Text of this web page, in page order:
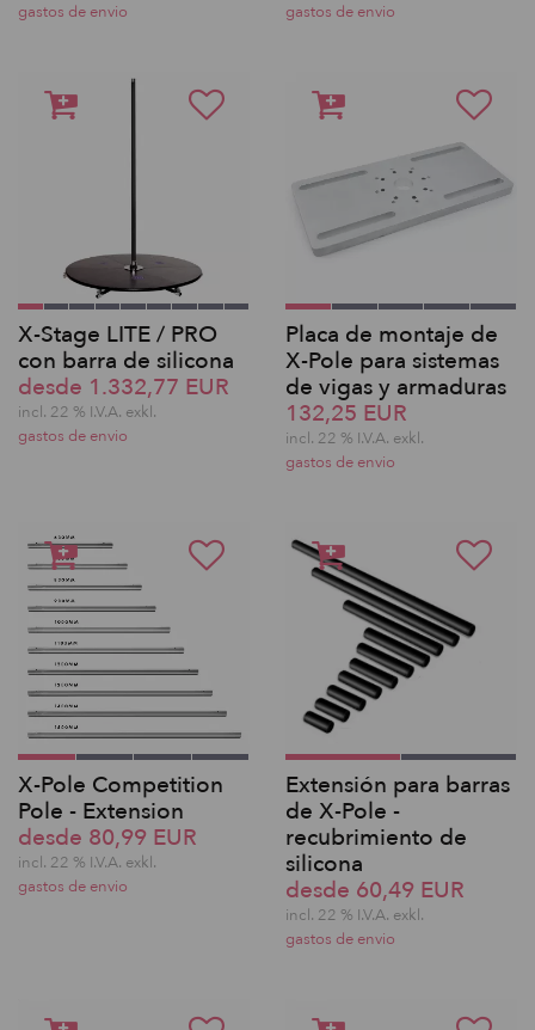
gastos de envio
gastos de envio
X-Stage LITE / PRO
con barra de silicona
desde 1.332,77 EUR
incl. 22 % I.V.A. exkl.
gastos de envio
Placa de montaje de
X-Pole para sistemas
de vigas y armaduras
132,25 EUR
incl. 22 % I.V.A. exkl.
gastos de envio
X-Pole Competition
Pole - Extension
desde 80,99 EUR
incl. 22 % I.V.A. exkl.
gastos de envio
Extensión para barras
de X-Pole -
recubrimiento de
silicona
desde 60,49 EUR
incl. 22 % I.V.A. exkl.
gastos de envio